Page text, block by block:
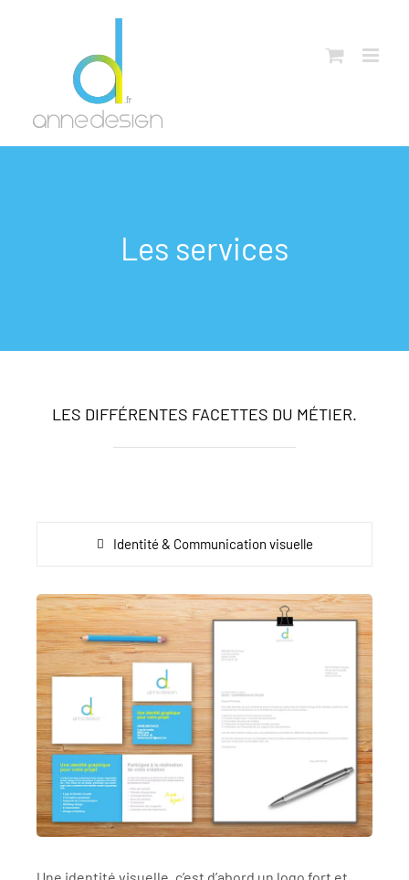
Les services
LES DIFFÉRENTES FACETTES DU MÉTIER.
Identité & Communication visuelle